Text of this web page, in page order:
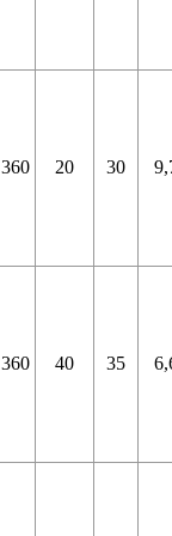
360 20 30
360 40 35